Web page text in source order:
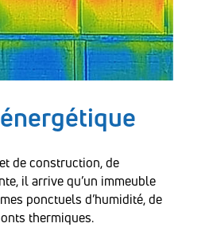
de construction, de
il arrive qu’un immeuble
ponctuels d’humidité, de
thermiques.